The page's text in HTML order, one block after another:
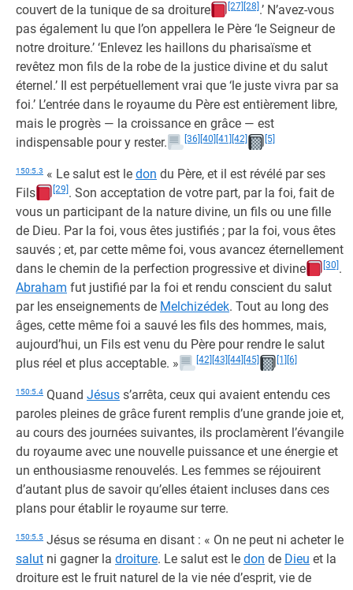
couvert de la tunique de sa droiture
[27] [28] .’ N’avez-vous
pas également lu que l’on appellera le Père ‘le Seigneur de
notre droiture.’ ‘Enlevez les haillons du pharisaïsme et
revêtez mon fils de la robe de la justice divine et du salut
éternel.’ Il est perpétuellement vrai que ‘le juste vivra par sa
foi.’ L’entrée dans le royaume du Père est entièrement libre,
mais le progrès — la croissance en grâce — est
indispensable pour y rester.
[36] [40] [41] [42] [5]
150:5.3 « Le salut est le don du Père, et il est révélé par ses
Fils
[29] . Son acceptation de votre part, par la foi, fait de
vous un participant de la nature divine, un fils ou une fille
de Dieu. Par la foi, vous êtes justifiés ; par la foi, vous êtes
sauvés ; et, par cette même foi, vous avancez éternellement
dans le chemin de la perfection progressive et divine
[30] .
Abraham fut justifié par la foi et rendu conscient du salut
par les enseignements de Melchizédek. Tout au long des
âges, cette même foi a sauvé les fils des hommes, mais,
aujourd’hui, un Fils est venu du Père pour rendre le salut
plus réel et plus acceptable. »
[42] [43] [44] [45] [1] [6]
150:5.4 Quand Jésus s’arrêta, ceux qui avaient entendu ces
paroles pleines de grâce furent remplis d’une grande joie et,
au cours des journées suivantes, ils proclamèrent l’évangile
du royaume avec une nouvelle puissance et une énergie et
un enthousiasme renouvelés. Les femmes se réjouirent
d’autant plus de savoir qu’elles étaient incluses dans ces
plans pour établir le royaume sur terre.
150:5.5 Jésus se résuma en disant : « On ne peut ni acheter le
salut ni gagner la droiture. Le salut est le don de Dieu et la
droiture est le fruit naturel de la vie née d’esprit, vie de